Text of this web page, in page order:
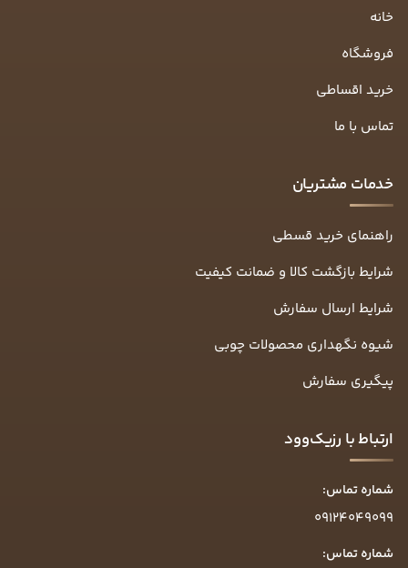
خانه
فروشگاه
خرید اقساطی
تماس با ما
خدمات مشتریان
راهنمای خرید قسطی
شرایط بازگشت کالا و ضمانت کیفیت
شرایط ارسال سفارش
شیوه نگهداری محصولات چوبی
پیگیری سفارش
ارتباط با رزیک‌وود
شماره تماس:
09124049099
شماره تماس: